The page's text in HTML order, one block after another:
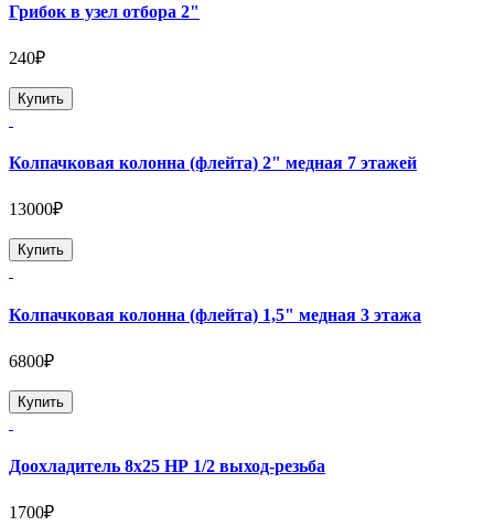
Грибок в узел отбора 2"
240₽
Купить
Колпачковая колонна (флейта) 2" медная 7 этажей
13000₽
Купить
Колпачковая колонна (флейта) 1,5" медная 3 этажа
6800₽
Купить
Доохладитель 8х25 НР 1/2 выход-резьба
1700₽